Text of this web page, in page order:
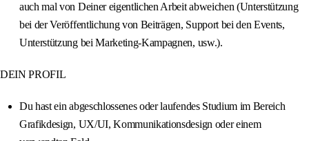
auch mal von Deiner eigentlichen Arbeit abweichen (Unterstützung
bei der Veröffentlichung von Beiträgen, Support bei den Events,
Unterstützung bei Marketing-Kampagnen, usw.).
DEIN PROFIL
Du hast ein abgeschlossenes oder laufendes Studium im Bereich
Grafikdesign, UX/UI, Kommunikationsdesign oder einem